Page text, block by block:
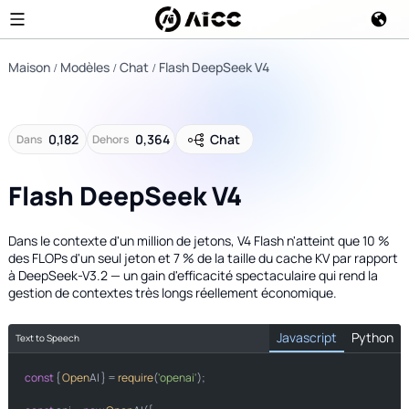
Maison Modèles Chat Flash DeepSeek V4
Dans 0,182 Dehors 0,364 Chat
Flash DeepSeek V4
Dans le contexte d'un million de jetons, V4 Flash n'atteint que 10 %
des FLOPs d'un seul jeton et 7 % de la taille du cache KV par rapport
à DeepSeek-V3.2 — un gain d'efficacité spectaculaire qui rend la
gestion de contextes très longs réellement économique.
Text to Speech Javascript Python
const { OpenAI } = require('openai');
import